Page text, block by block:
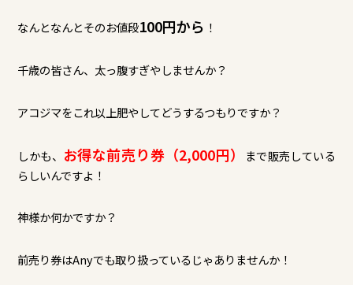
なんとなんとそのお値段100円から ！
千歳の皆さん、太っ腹すぎやしませんか？
アコジマをこれ以上肥やしてどうするつもりですか？
しかも、 お得な前売り券（2,000円）
まで販売している
らしいんですよ！
神様か何かですか？
前売り券はAnyでも取り扱っているじゃありませんか！